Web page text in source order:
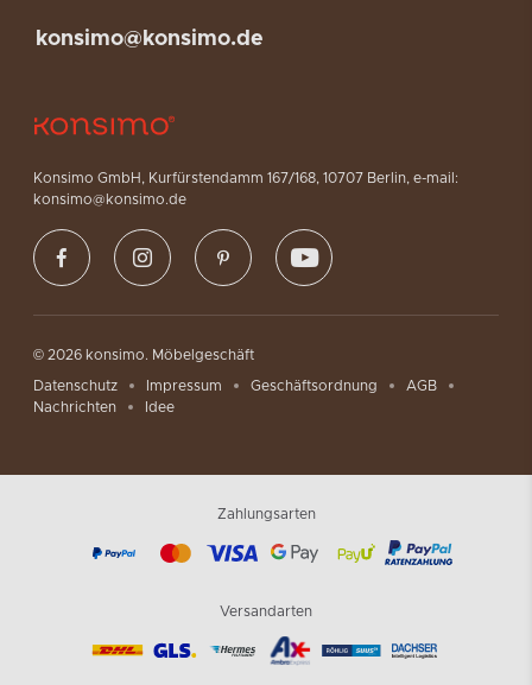
Konsimo GmbH, Kurfürstendamm 167/168, 10707 Berlin, e-mail:
konsimo@konsimo.de
konsimo@konsimo.de
© 2026 konsimo. Möbelgeschäft
Datenschutz Impressum Geschäftsordnung
AGB
Nachrichten
Idee
Zahlungsarten
Versandarten